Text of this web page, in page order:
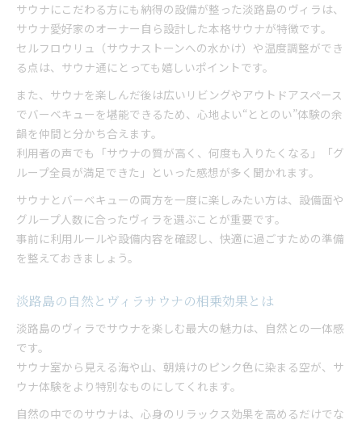
サウナにこだわる方にも納得の設備が整った淡路島のヴィラは、
サウナ愛好家のオーナー自ら設計した本格サウナが特徴です。
セルフロウリュ（サウナストーンへの水かけ）や温度調整ができ
る点は、サウナ通にとっても嬉しいポイントです。
また、サウナを楽しんだ後は広いリビングやアウトドアスペース
でバーベキューを堪能できるため、心地よい“ととのい”体験の余
韻を仲間と分かち合えます。
利用者の声でも「サウナの質が高く、何度も入りたくなる」「グ
ループ全員が満足できた」といった感想が多く聞かれます。
サウナとバーベキューの両方を一度に楽しみたい方は、設備面や
グループ人数に合ったヴィラを選ぶことが重要です。
事前に利用ルールや設備内容を確認し、快適に過ごすための準備
を整えておきましょう。
淡路島の自然とヴィラサウナの相乗効果とは
淡路島のヴィラでサウナを楽しむ最大の魅力は、自然との一体感
です。
サウナ室から見える海や山、朝焼けのピンク色に染まる空が、サ
ウナ体験をより特別なものにしてくれます。
自然の中でのサウナは、心身のリラックス効果を高めるだけでな